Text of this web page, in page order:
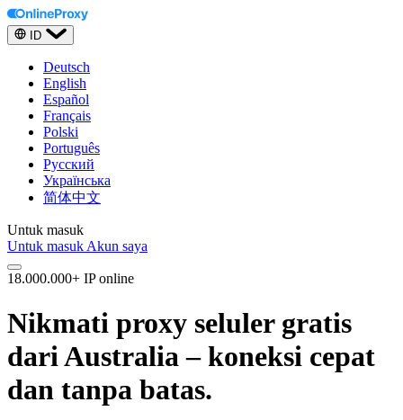
ID
Deutsch
English
Español
Français
Polski
Português
Русский
Українська
简体中文
Untuk masuk
Untuk masuk Akun saya
18.000.000+ IP online
Nikmati proxy seluler gratis
dari Australia – koneksi cepat
dan tanpa batas.